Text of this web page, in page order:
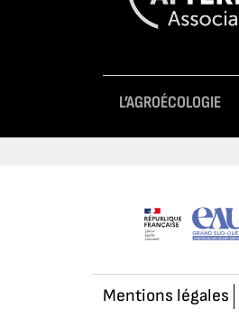
L’AGROÉCOLOGIE
Mentions légales